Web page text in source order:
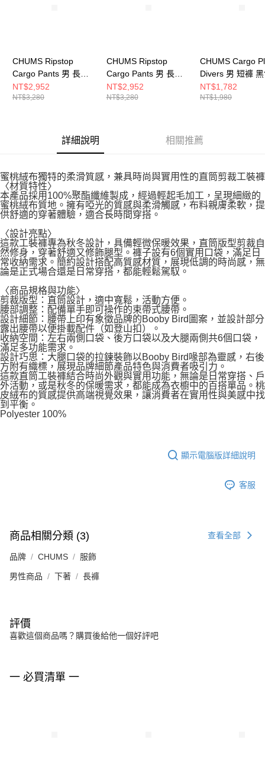
CHUMS Ripstop
Cargo Pants 男 長褲
米色 CH031431B001
NT$2,952
NT$3,280
CHUMS Ripstop
Cargo Pants 男 長褲
黑色 CH031431K001
NT$2,952
NT$3,280
CHUMS Cargo
Divers 男 短褲
CH031429K001
NT$1,782
NT$1,980
詳細說明 相關推薦
蜜桃絨布獨特的柔滑質感，兼具時尚與實用性的直筒剪裁工裝褲
〈材質特性〉
本產品採用100%聚酯纖維製成，經過輕起毛加工，呈現細緻的
蜜桃絨布質地。擁有啞光的質感與柔滑觸感，布料親膚柔軟，提
供舒適的穿著體驗，適合長時間穿搭。
〈設計亮點〉
這款工裝褲專為秋冬設計，具備輕微保暖效果，直筒版型剪裁自
然修身，穿著舒適又修飾腿型。褲子設有6個實用口袋，滿足日
常收納需求。簡約設計搭配高質感材質，展現低調的時尚感，無
論是正式場合還是日常穿搭，都能輕鬆駕馭。
〈商品規格與功能〉
剪裁版型：直筒設計，適中寬鬆，活動方便。
腰部調整：配備單手即可操作的束帶式腰帶。
設計細節：腰帶上印有象徵品牌的Booby Bird圖案，並設計部分
露出腰帶以便掛載配件（如登山扣）。
收納空間：左右兩側口袋、後方口袋以及大腿兩側共6個口袋，
滿足多功能需求。
設計巧思：大腿口袋的拉鍊裝飾以Booby Bird喙部為靈感，右後
方附有織標，展現品牌細節產品特色與消費者吸引力。
這款直筒工裝褲結合時尚外觀與實用功能，無論是日常穿搭、戶
外活動，或是秋冬的保暖需求，都能成為衣櫥中的百搭單品。桃
皮絨布的質感提供高端視覺效果，讓消費者在實用性與美感中找
到平衡。
Polyester 100%
顯示電腦版詳細說明
客服
商品相關分類 (3) 查看全部
品牌 CHUMS 服飾
男性商品 下著 長褲
評價
喜歡這個商品嗎？購買後給他一個好評吧
一 必買清單 一